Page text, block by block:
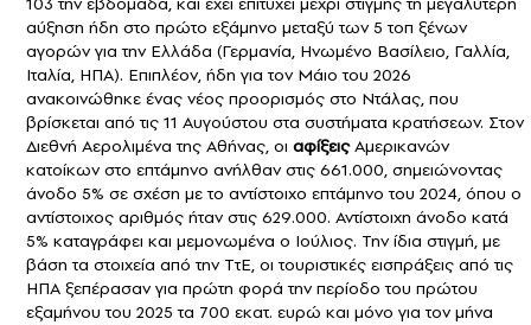
αύξηση ήδη στο πρώτο εξάμηνο μεταξύ των 5 τοπ ξένων
αγορών για την Ελλάδα (Γερμανία, Ηνωμένο Βασίλειο, Γαλλία,
Ιταλία, ΗΠΑ). Επιπλέον, ήδη για τον Μάιο του 2026
ανακοινώθηκε ένας νέος προορισμός στο Ντάλας, που
βρίσκεται από τις 11 Αυγούστου στα συστήματα κρατήσεων. Στον
Διεθνή Αερολιμένα της Αθήνας, οι αφίξειςΑμερικανών
κατοίκων στο επτάμηνο ανήλθαν στις 661.000, σημειώνοντας
άνοδο 5% σε σχέση με το αντίστοιχο επτάμηνο του 2024, όπου ο
αντίστοιχος αριθμός ήταν στις 629.000. Αντίστοιχη άνοδο κατά
5% καταγράφει και μεμονωμένα ο Ιούλιος. Την ίδια στιγμή, με
βάση τα στοιχεία από την ΤτΕ, οι τουριστικές εισπράξεις από τις
ΗΠΑ ξεπέρασαν για πρώτη φορά την περίοδο του πρώτου
εξαμήνου του 2025 τα 700 εκατ. ευρώ και μόνο για τον μήνα